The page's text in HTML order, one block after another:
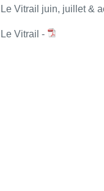
Le Vitrail juin, juillet &
Le Vitrail -